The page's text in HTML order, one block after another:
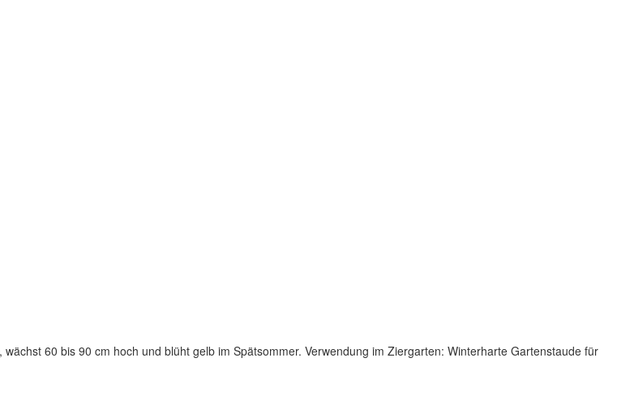
60 bis 90 cm hoch und blüht gelb im Spätsommer. Verwendung im Ziergarten: Winterharte Gartenstaude für